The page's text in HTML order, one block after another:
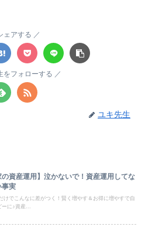
ェアする
をフォローする
ユキ先生
の資産運用】泣かないで！資産運用してな
事実
けでこんなに差がつく！賢く増やす＆お得に増やすで自
に♪資産...